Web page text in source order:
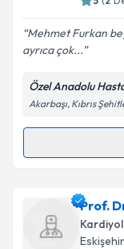
Mehmet Furkan
ayrıca çok...
Özel Anadolu
Akarbaşı, Kıbrıs
Randevu
Dr.
oluşturun.
takvim
Prof.
Eskişehir